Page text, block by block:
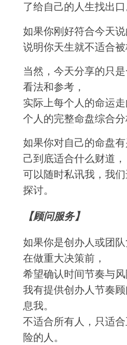
了给自己的人生找出口
如果你刚好符合今天说
说明你天生就不适合被
当然，今天分享的只
看法和参考，
实际上每个人的命运
个人的完整命盘综合分
如果你对自己的命盘
己到底适合什么财道，
可以随时私讯我，我
探讨。
【顾问服务】
如果你是创办人或团队
在做重大决策前，
希望确认时间节奏与风
我有提供创办人节奏
息我。
不适合所有人，只适
险的人。